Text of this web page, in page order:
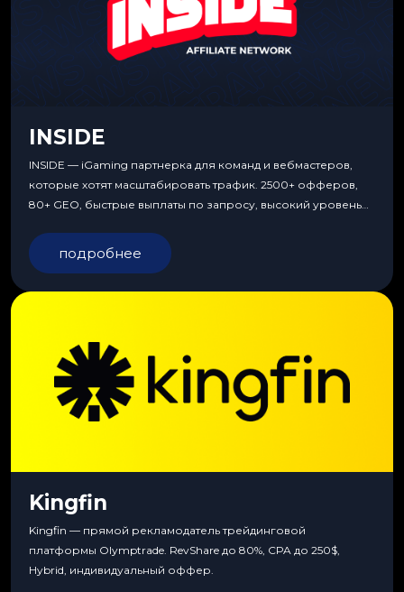
INSIDE
INSIDE — iGaming партнерка для команд и вебмастеров,
которые хотят масштабировать трафик. 2500+ офферов,
80+ GEO, быстрые выплаты по запросу, высокий уровень
подробнее
Kingfin
Kingfin — прямой рекламодатель трейдинговой
платформы Olymptrade. RevShare до 80%, CPA до 250$,
Hybrid, индивидуальный оффер.